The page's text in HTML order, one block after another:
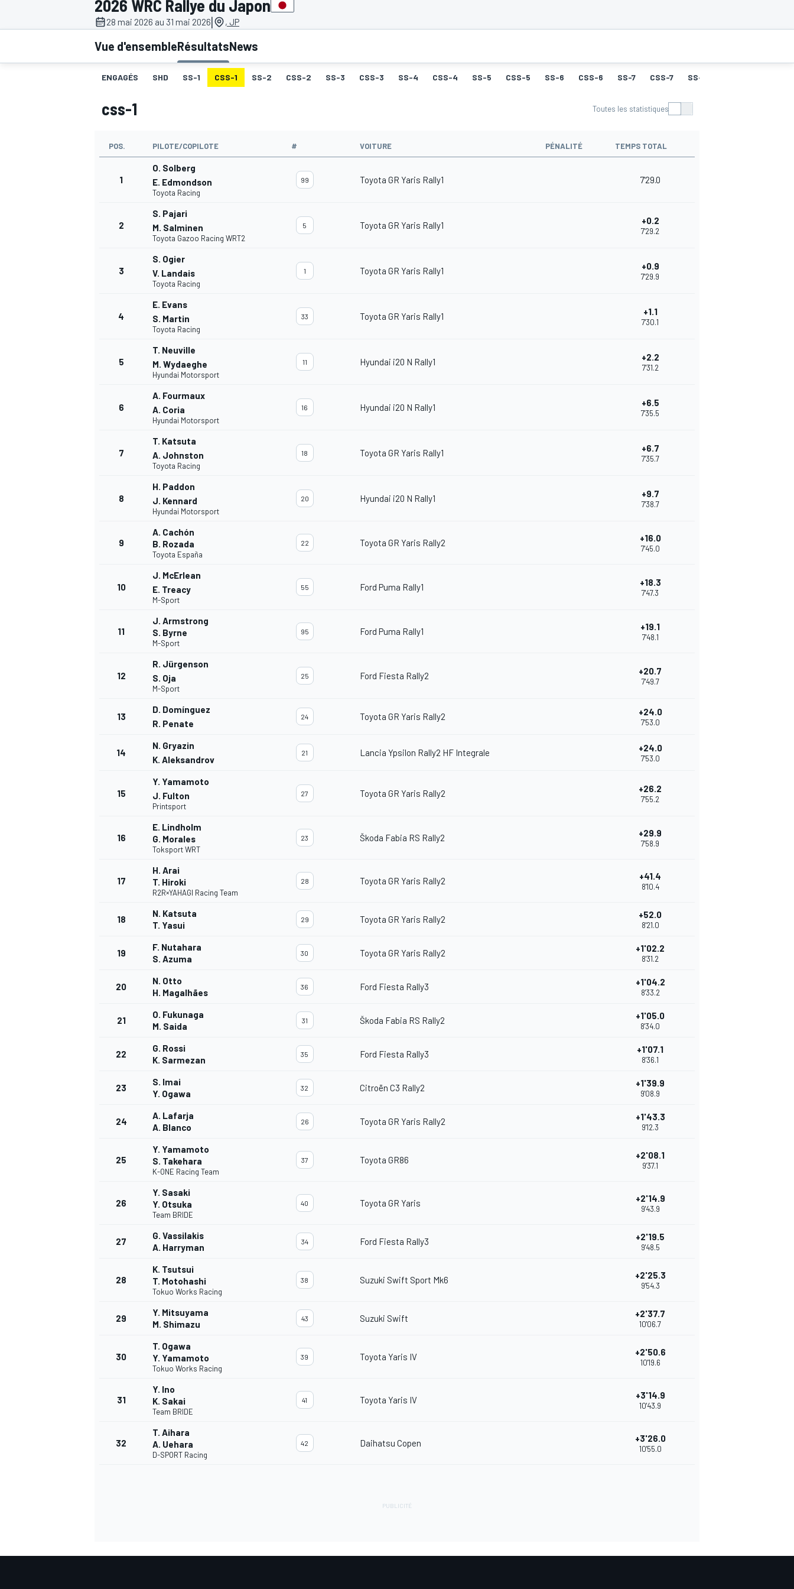
AUTRES CHAMPIONNATS
2026 WRC Rallye du Japon
28 mai 2026 au 31 mai 2026| , JP
Vue d'ensembleRésultatsNews
ENGAGÉS SHD SS-1 CSS-1 SS-2 CSS-2 SS-3 CSS-3 SS-4 CSS-4 SS-5 CSS-5 SS-6 CSS-6 SS-7 CSS-7 SS-8
css-1 Toutes les statistiques
POS. PILOTE/COPILOTE # VOITURE PÉNALITÉ TEMPS TOTAL
1
O. Solberg
E. Edmondson
Toyota Racing
99 Toyota GR Yaris Rally1 7'29.0
2
S. Pajari
M. Salminen
Toyota Gazoo Racing WRT2
5 Toyota GR Yaris Rally1 +0.2
7'29.2
3
S. Ogier
V. Landais
Toyota Racing
1 Toyota GR Yaris Rally1 +0.9
7'29.9
4
E. Evans
S. Martin
Toyota Racing
33 Toyota GR Yaris Rally1 +1.1
7'30.1
5
T. Neuville
M. Wydaeghe
Hyundai Motorsport
11 Hyundai i20 N Rally1 +2.2
7'31.2
6
A. Fourmaux
A. Coria
Hyundai Motorsport
16 Hyundai i20 N Rally1 +6.5
7'35.5
7
T. Katsuta
A. Johnston
Toyota Racing
18 Toyota GR Yaris Rally1 +6.7
7'35.7
8
H. Paddon
J. Kennard
Hyundai Motorsport
20 Hyundai i20 N Rally1 +9.7
7'38.7
9
A. Cachón
B. Rozada
Toyota España
22 Toyota GR Yaris Rally2 +16.0
7'45.0
10
J. McErlean
E. Treacy
M-Sport
55 Ford Puma Rally1 +18.3
7'47.3
11
J. Armstrong
S. Byrne
M-Sport
95 Ford Puma Rally1 +19.1
7'48.1
12
R. Jürgenson
S. Oja
M-Sport
25 Ford Fiesta Rally2 +20.7
7'49.7
13
D. Domínguez
R. Penate
24 Toyota GR Yaris Rally2 +24.0
7'53.0
14
N. Gryazin
K. Aleksandrov
21 Lancia Ypsilon Rally2 HF Integrale +24.0
7'53.0
15
Y. Yamamoto
J. Fulton
Printsport
27 Toyota GR Yaris Rally2 +26.2
7'55.2
16
E. Lindholm
G. Morales
Toksport WRT
23 Škoda Fabia RS Rally2 +29.9
7'58.9
17
H. Arai
T. Hiroki
R2R×YAHAGI Racing Team
28 Toyota GR Yaris Rally2 +41.4
8'10.4
18
N. Katsuta
T. Yasui
29 Toyota GR Yaris Rally2 +52.0
8'21.0
19
F. Nutahara
S. Azuma
30 Toyota GR Yaris Rally2 +1'02.2
8'31.2
20
N. Otto
H. Magalhães
36 Ford Fiesta Rally3 +1'04.2
8'33.2
21
O. Fukunaga
M. Saida
31 Škoda Fabia RS Rally2 +1'05.0
8'34.0
22
G. Rossi
K. Sarmezan
35 Ford Fiesta Rally3 +1'07.1
8'36.1
23
S. Imai
Y. Ogawa
32 Citroën C3 Rally2 +1'39.9
9'08.9
24
A. Lafarja
A. Blanco
26 Toyota GR Yaris Rally2 +1'43.3
9'12.3
25
Y. Yamamoto
S. Takehara
K-ONE Racing Team
37 Toyota GR86 +2'08.1
9'37.1
26
Y. Sasaki
Y. Otsuka
Team BRIDE
40 Toyota GR Yaris +2'14.9
9'43.9
27
G. Vassilakis
A. Harryman
34 Ford Fiesta Rally3 +2'19.5
9'48.5
28
K. Tsutsui
T. Motohashi
Tokuo Works Racing
38 Suzuki Swift Sport Mk6 +2'25.3
9'54.3
29
Y. Mitsuyama
M. Shimazu
43 Suzuki Swift +2'37.7
10'06.7
30
T. Ogawa
Y. Yamamoto
Tokuo Works Racing
39 Toyota Yaris IV +2'50.6
10'19.6
31
Y. Ino
K. Sakai
Team BRIDE
41 Toyota Yaris IV +3'14.9
10'43.9
32
T. Aihara
A. Uehara
D-SPORT Racing
42 Daihatsu Copen +3'26.0
10'55.0